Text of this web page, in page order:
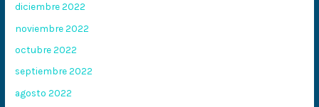
diciembre 2022
noviembre 2022
octubre 2022
septiembre 2022
agosto 2022